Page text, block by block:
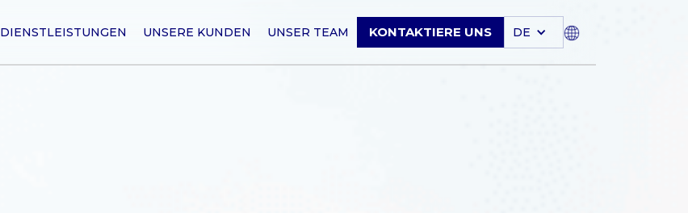
DIENSTLEISTUNGEN UNSERE KUNDEN UNSER TEAM KONTAKTIERE UNS DE